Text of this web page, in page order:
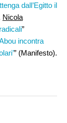
dall’Egitto il
Nicola
”
incontra
” (Manifesto).